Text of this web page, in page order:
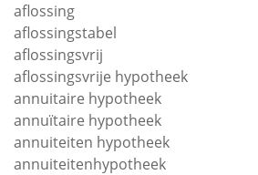
aflossing
aflossingstabel
aflossingsvrij
aflossingsvrije hypotheek
annuitaire hypotheek
annuïtaire hypotheek
annuiteiten hypotheek
annuiteitenhypotheek